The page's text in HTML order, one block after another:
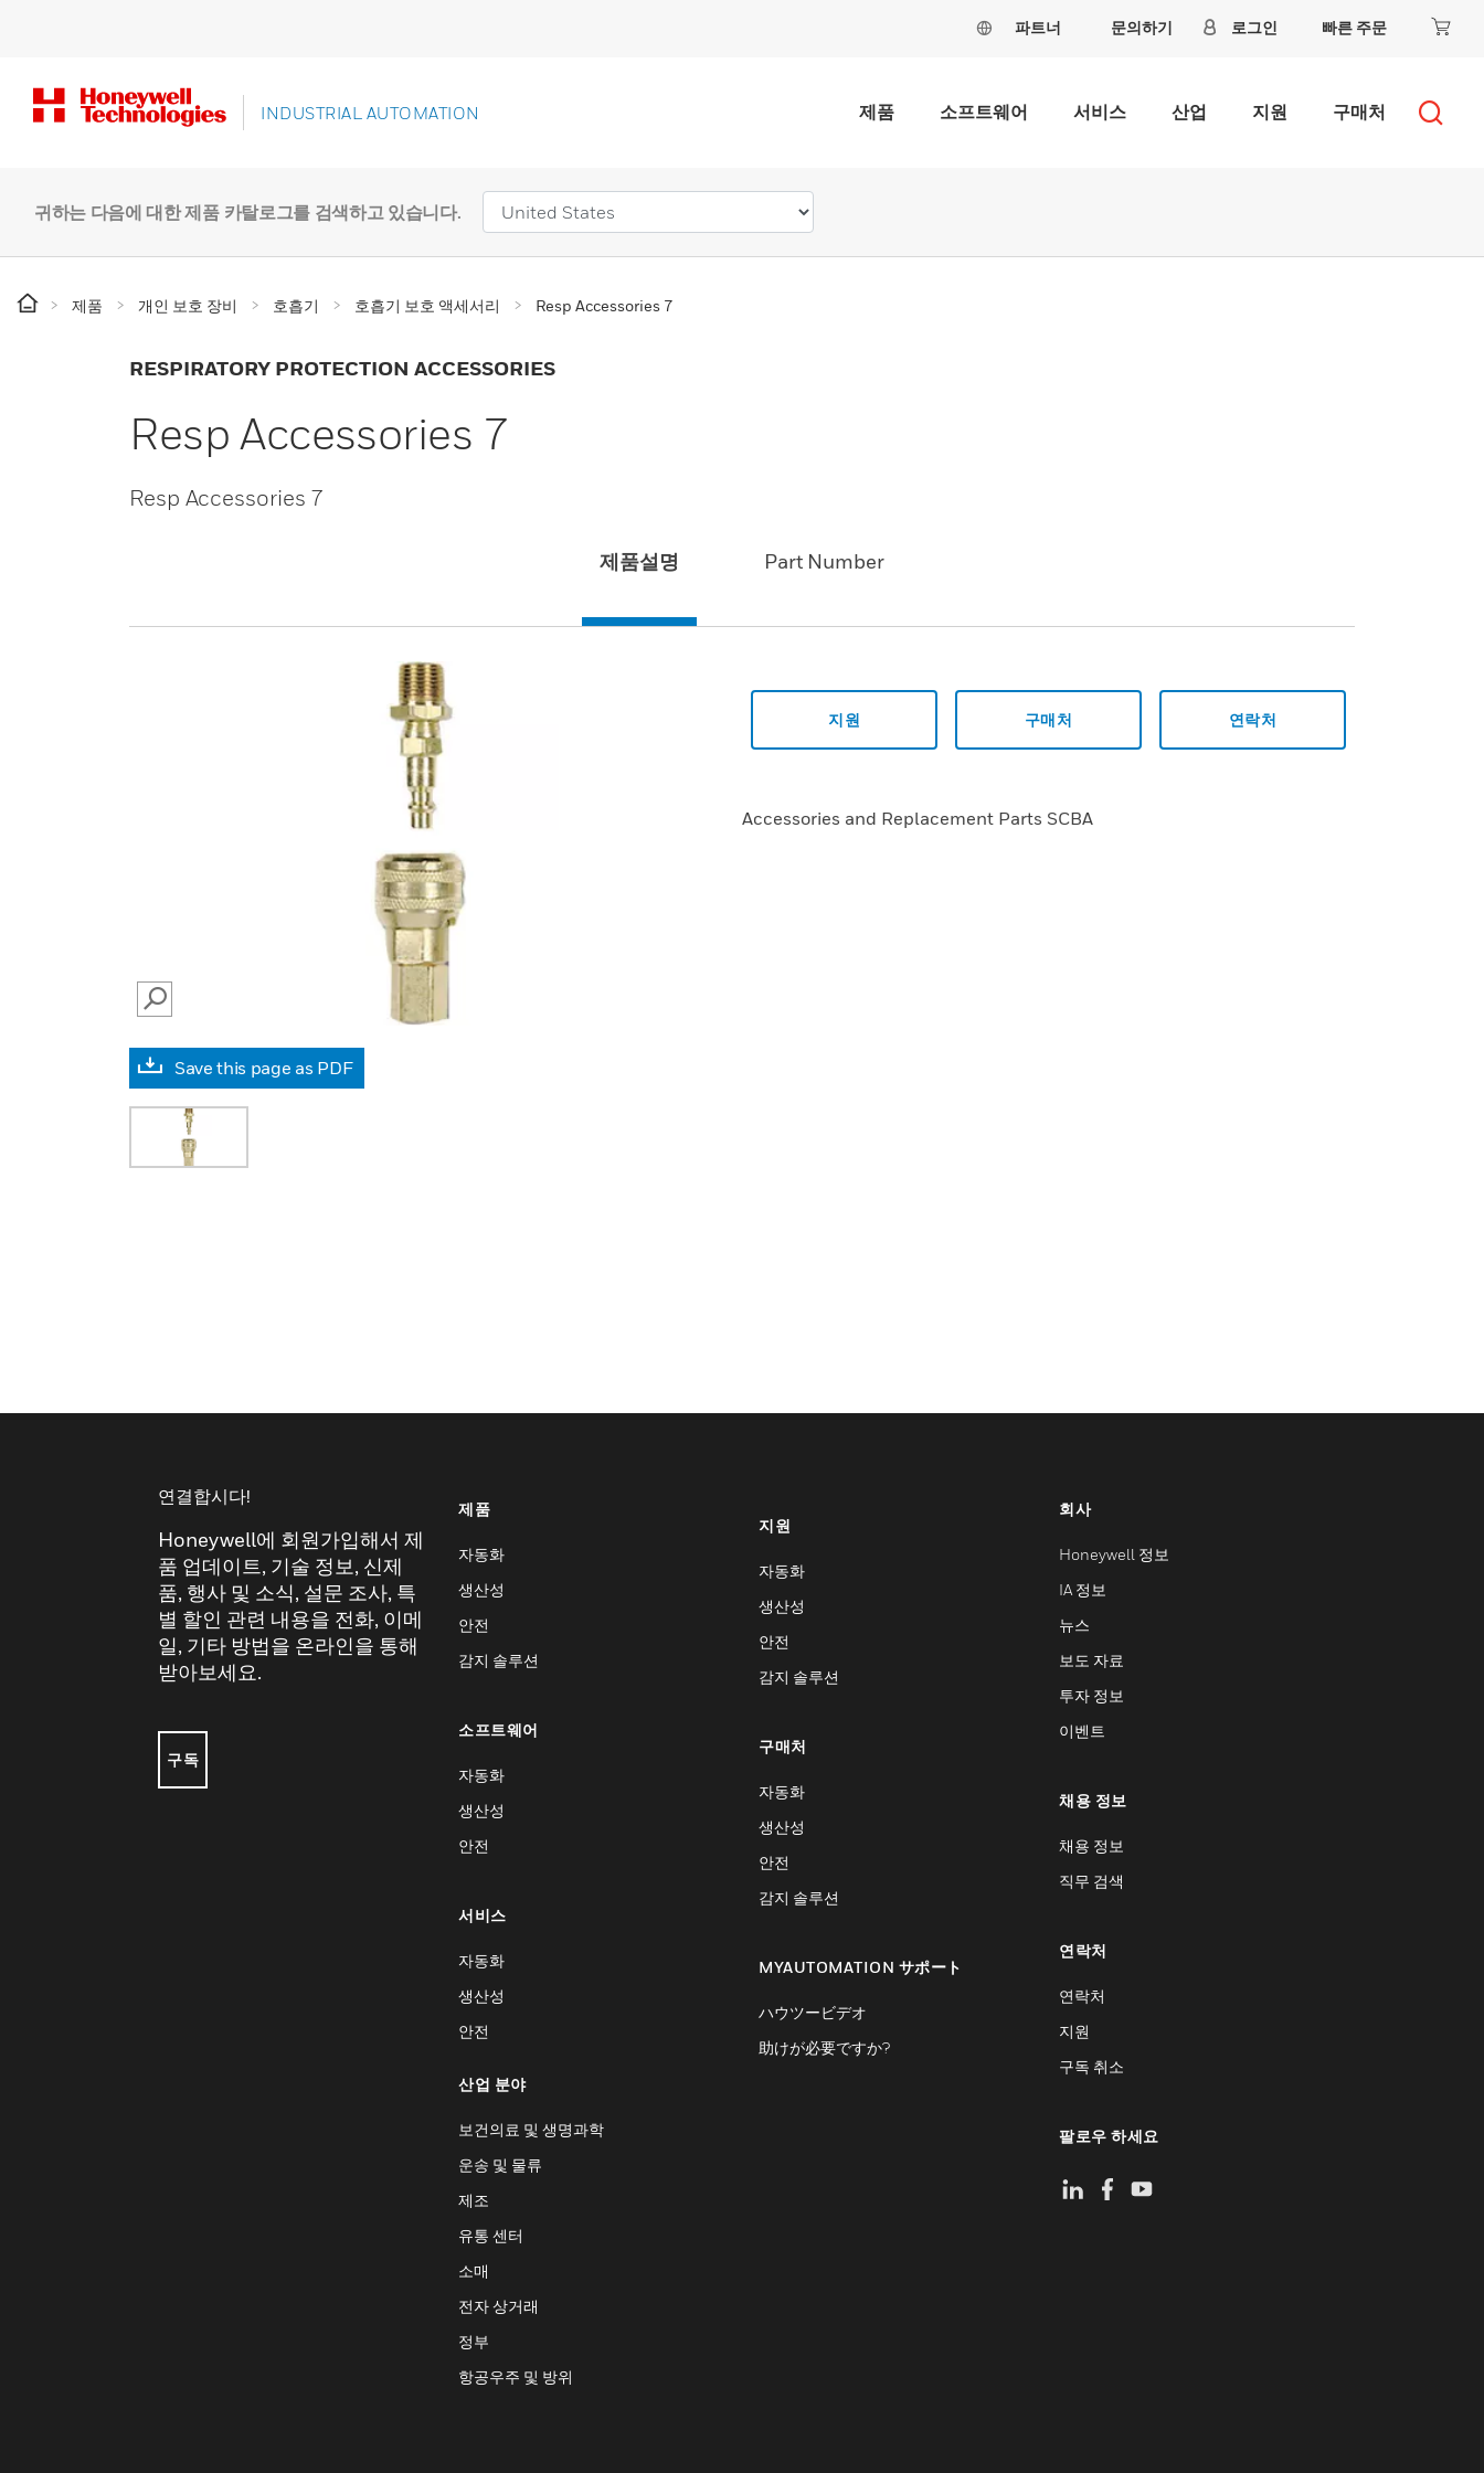
파트너 문의하기 로그인 빠른 주문
INDUSTRIAL AUTOMATION 제품 소프트웨어 서비스 산업 지원 구매처
귀하는 다음에 대한 제품 카탈로그를 검색하고 있습니다.
제품 개인 보호 장비 호흡기 호흡기 보호 액세서리 Resp Accessories 7
RESPIRATORY PROTECTION ACCESSORIES
Resp Accessories 7
Resp Accessories 7
제품설명 Part Number
SEARCH
Save this page as PDF
지원 구매처 연락처
Accessories and Replacement Parts SCBA
연결합시다!
Honeywell에 회원가입해서 제
품 업데이트, 기술 정보, 신제
품, 행사 및 소식, 설문 조사, 특
별 할인 관련 내용을 전화, 이메
일, 기타 방법을 온라인을 통해
받아보세요.
구독
제품
자동화
생산성
안전
감지 솔루션
소프트웨어
자동화
생산성
안전
서비스
자동화
생산성
안전
산업 분야
보건의료 및 생명과학
운송 및 물류
제조
유통 센터
소매
전자 상거래
정부
항공우주 및 방위
지원
자동화
생산성
안전
감지 솔루션
구매처
자동화
생산성
안전
감지 솔루션
MYAUTOMATION サポート
ハウツービデオ
助けが必要ですか?
회사
Honeywell 정보
IA 정보
뉴스
보도 자료
투자 정보
이벤트
채용 정보
채용 정보
직무 검색
연락처
연락처
지원
구독 취소
팔로우 하세요